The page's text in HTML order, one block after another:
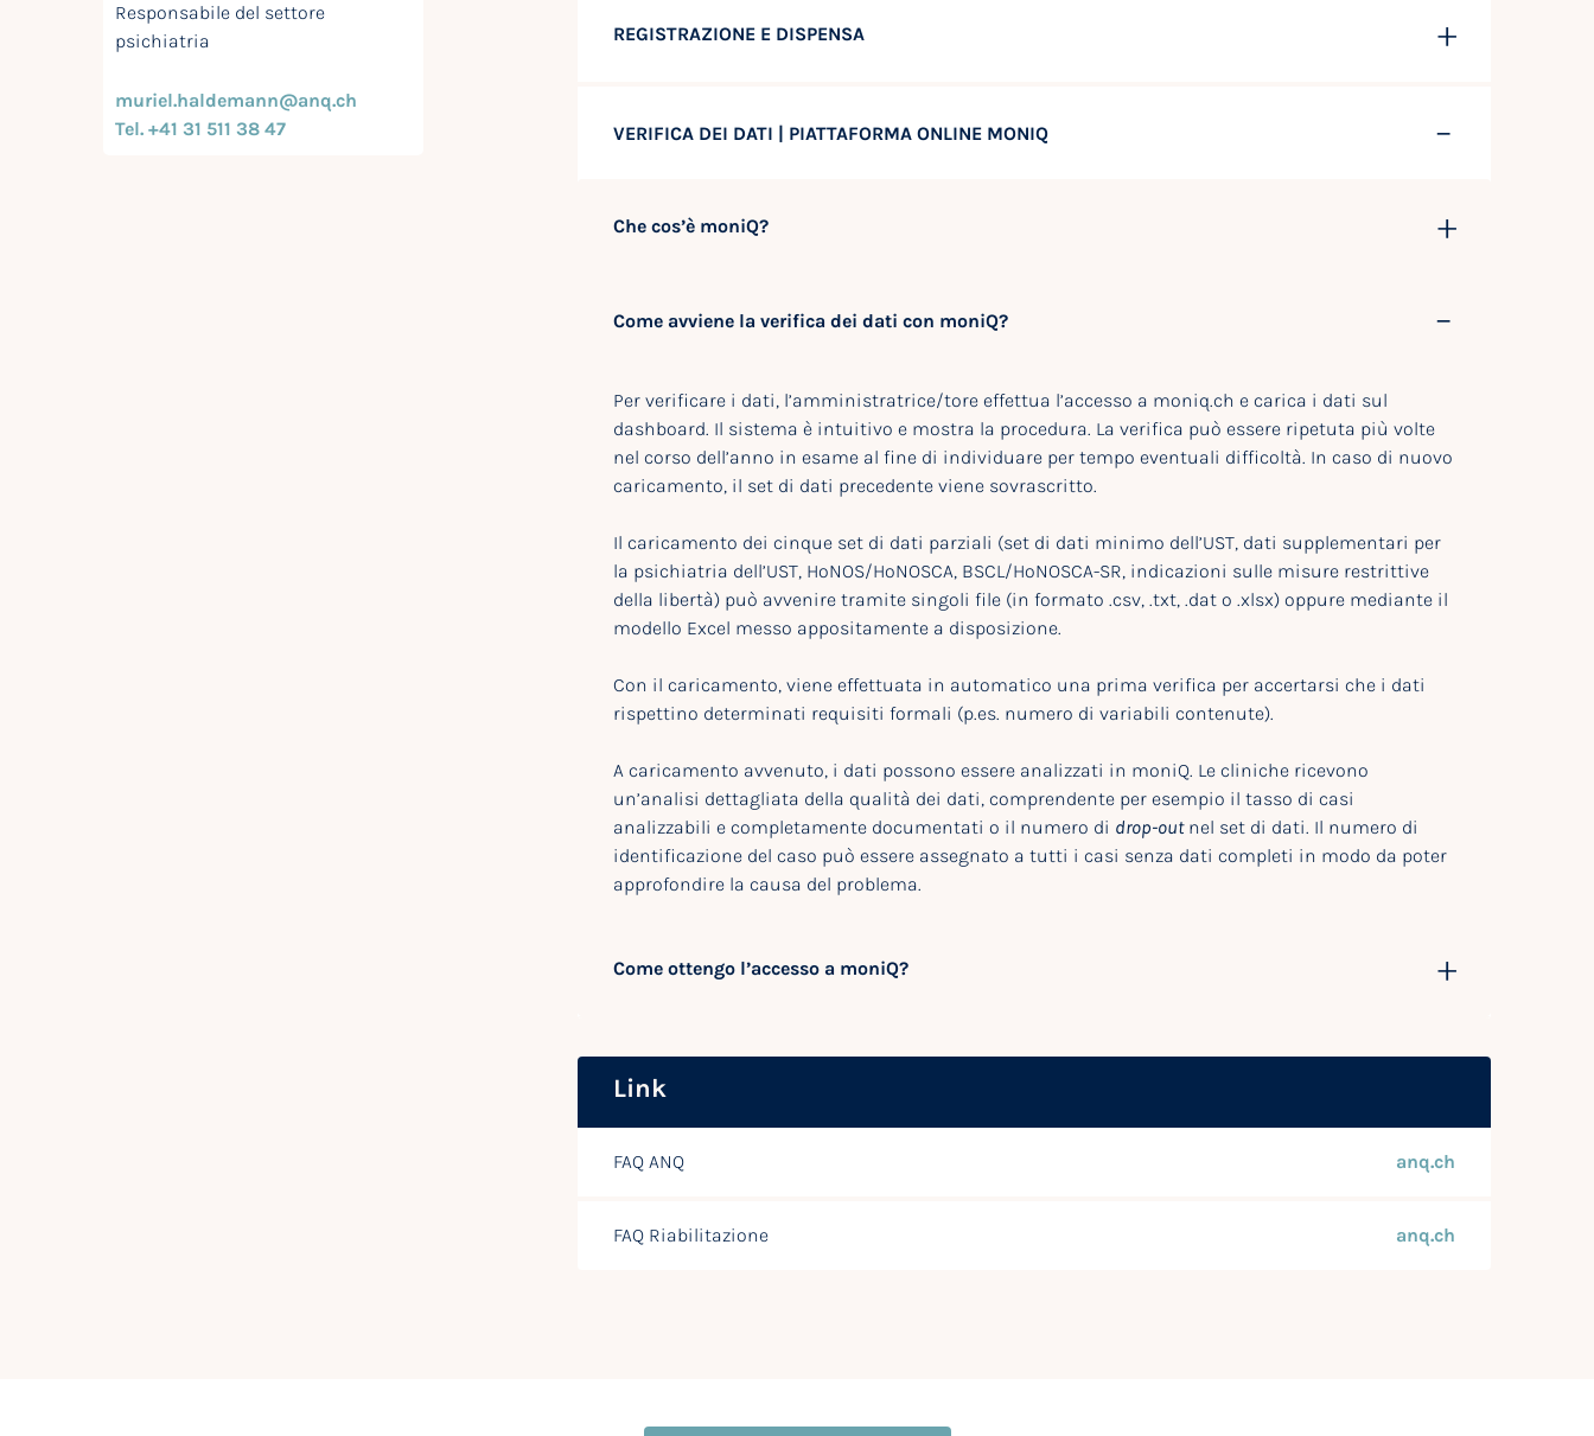
Responsabile del settore
psichiatria
muriel.haldemann@anq.ch
Tel. +41 31 511 38 47
REGISTRAZIONE E DISPENSA
VERIFICA DEI DATI | PIATTAFORMA ONLINE MONIQ
Che cos’è moniQ?
Come avviene la verifica dei dati con moniQ?
Per verificare i dati, l’amministratrice/tore effettua l’accesso a moniq.ch e carica i dati sul
dashboard. Il sistema è intuitivo e mostra la procedura. La verifica può essere ripetuta più volte
nel corso dell’anno in esame al fine di individuare per tempo eventuali difficoltà. In caso di nuovo
caricamento, il set di dati precedente viene sovrascritto.
Il caricamento dei cinque set di dati parziali (set di dati minimo dell’UST, dati supplementari per
la psichiatria dell’UST, HoNOS/HoNOSCA, BSCL/HoNOSCA-SR, indicazioni sulle misure restrittive
della libertà) può avvenire tramite singoli file (in formato .csv, .txt, .dat o .xlsx) oppure mediante il
modello Excel messo appositamente a disposizione.
Con il caricamento, viene effettuata in automatico una prima verifica per accertarsi che i dati
rispettino determinati requisiti formali (p.es. numero di variabili contenute).
A caricamento avvenuto, i dati possono essere analizzati in moniQ. Le cliniche ricevono
un’analisi dettagliata della qualità dei dati, comprendente per esempio il tasso di casi
analizzabili e completamente documentati o il numero di drop-outnel set di dati. Il numero di
identificazione del caso può essere assegnato a tutti i casi senza dati completi in modo da poter
approfondire la causa del problema.
Come ottengo l’accesso a moniQ?
Link
FAQ ANQ anq.ch
FAQ Riabilitazione anq.ch